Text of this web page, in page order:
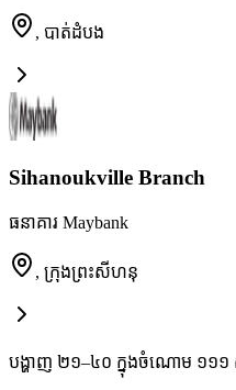
, បាត់ដំបង
Sihanoukville Branch
ធនាគារ Maybank
, ក្រុងព្រះសីហនុ
បង្ហាញ ២១–៤០ ក្នុងចំណោម ១១១